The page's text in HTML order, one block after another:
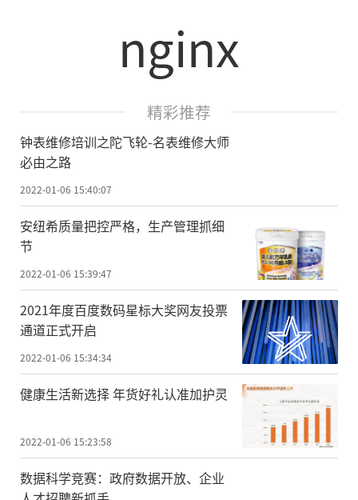
nginx
精彩推荐
钟表维修培训之陀飞轮-名表维修大师
必由之路
2022-01-06 15:40:07
安纽希质量把控严格，生产管理抓细
节
2022-01-06 15:39:47
2021年度百度数码星标大奖网友投票
通道正式开启
2022-01-06 15:34:34
健康生活新选择 年货好礼认准加护灵
2022-01-06 15:23:58
数据科学竞赛：政府数据开放、企业